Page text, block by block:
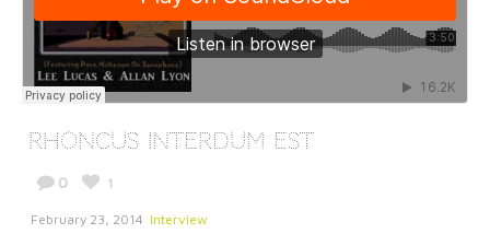
Rhoncus Interdum Est
0 1
February 23, 2014 Interview